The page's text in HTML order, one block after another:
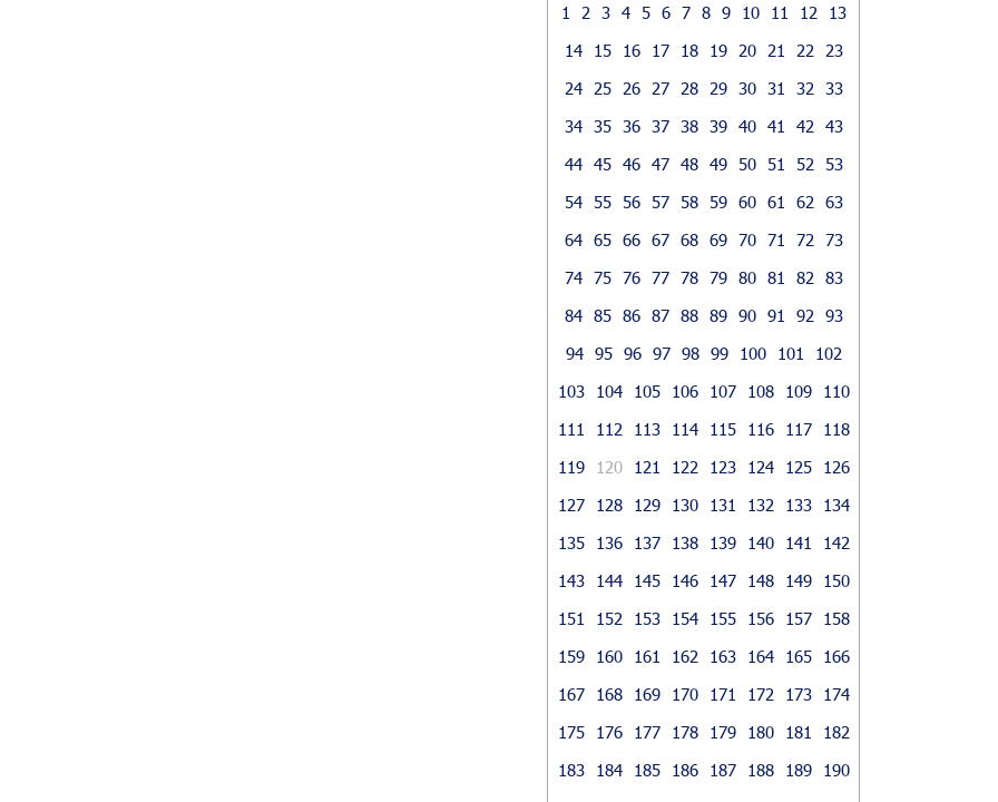
1 2 3 4 5 6 7 8 9 10 11 12
13
14
15 16 17 18 19 20 21 22
23
24
25 26 27 28 29 30 31 32
33
34 35 36 37 38 39 40 41 42
43
44 45 46 47 48 49 50 51 52
53
54 55 56 57 58 59 60 61 62
63
64 65 66 67 68 69 70 71 72
73
74 75 76 77 78 79 80 81 82
83
84 85 86 87 88 89 90 91 92
93
94 95 96 97 98 99 100 101
102
103
104 105 106 107 108 109
110
111
112 113 114 115 116 117
118
119
120 121 122 123 124 125
126
127
128 129 130 131 132 133
134
135
136 137 138 139 140 141
142
143
144 145 146 147 148 149
150
151
152 153 154 155 156 157
158
159
160 161 162 163 164 165
166
167
168 169 170 171 172 173
174
175
176 177 178 179 180 181
182
183
184 185 186 187 188 189
190